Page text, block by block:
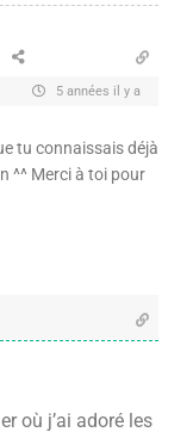
5 années il y a
tu connaissais déjà
^^ Merci à toi pour
où j’ai adoré les